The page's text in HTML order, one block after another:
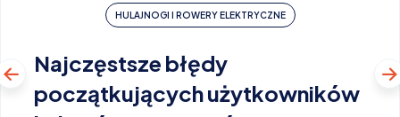
HULAJNOGI I ROWERY ELEKTRYCZNE
Najczęstsze błędy
początkujących użytkowników